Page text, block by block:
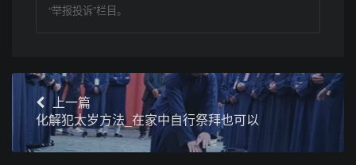
“举报投诉”栏目。
上一篇
化解犯太岁方法_在家中自行祭拜也可以